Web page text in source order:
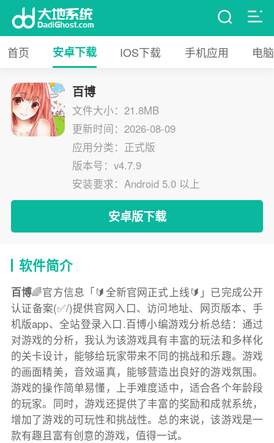
首页 安卓下载 IOS下载 手机应用 电
百博
文件大小：21.8MB
更新时间：2026-08-09
应用分类：正式版
版本号：v4.7.9
安装要求：Android 5.0 以上
安卓版下载
软件简介
百博🌈官方信息「🔰全新官网正式上线🔰」已完成公开
认证备案(✅/)提供官网入口、访问地址、网页版本、手
机版app、全站登录入口.百博小编游戏分析总结：通过
对游戏的分析，我认为该游戏具有丰富的玩法和多样化
的关卡设计，能够给玩家带来不同的挑战和乐趣。游戏
的画面精美，音效逼真，能够营造出良好的游戏氛围。
游戏的操作简单易懂，上手难度适中，适合各个年龄段
的玩家。同时，游戏还提供了丰富的奖励和成就系统，
增加了游戏的可玩性和挑战性。总的来说，该游戏是一
款有趣且富有创意的游戏，值得一试。